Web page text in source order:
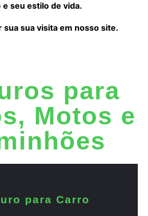
seu estilo de vida.
sua visita em nosso site.
para
Motos e
para Carro